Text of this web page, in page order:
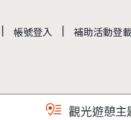
| 帳號登入 | 補助活動登
觀光遊憩主